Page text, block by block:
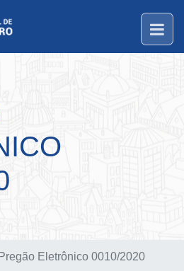
Pregão Eletrônico 0010/2020